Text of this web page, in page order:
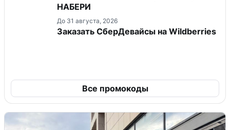
НАБЕРИ
До 31 августа, 2026
Заказать СберДевайсы на Wildberries
Все промокоды